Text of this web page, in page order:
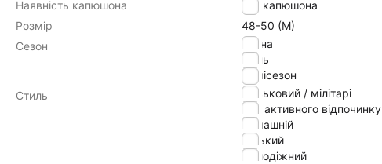
Наявність капюшона
без капюшона
Розмір
48-50 (M)
Сезон
весна
осінь
демісезон
Стиль
військовий / мілітарі
для активного відпочинку
домашній
міський
молодіжний